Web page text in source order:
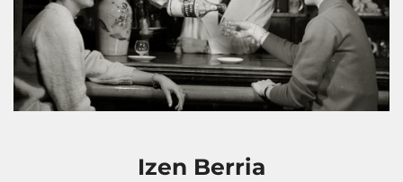
Izen Berria